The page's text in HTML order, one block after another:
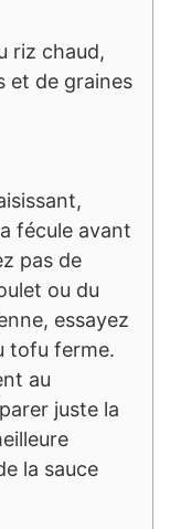
riz chaud,
et de graines
fécule avant
pas de
ou du
essayez
tofu ferme.
au
juste la
la sauce